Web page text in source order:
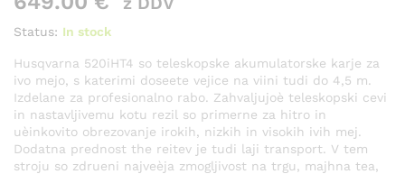
Status: In stock
Husqvarna 520iHT4 so teleskopske akumulatorske karje za
ivo mejo, s katerimi doseete vejice na viini tudi do 4,5 m.
Izdelane za profesionalno rabo. Zahvaljujoè teleskopski cevi
in nastavljivemu kotu rezil so primerne za hitro in
uèinkovito obrezovanje irokih, nizkih in visokih ivih mej.
Dodatna prednost the reitev je tudi laji transport. V tem
stroju so zdrueni najveèja zmogljivost na trgu, majhna tea,